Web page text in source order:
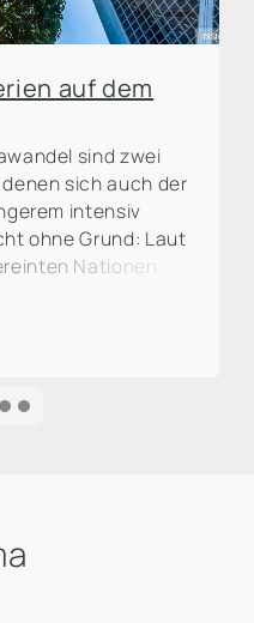
auf dem
sind zwei
sich auch der
intensiv
ohne Grund: Laut
Nationen
CO²-
Eine große